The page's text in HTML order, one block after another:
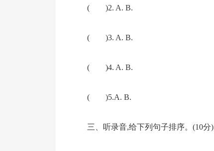
( )2. A. B.
( )3. A. B.
( )4. A. B.
( )5.A. B.
三、听录音,给下列句子排序。(10分)